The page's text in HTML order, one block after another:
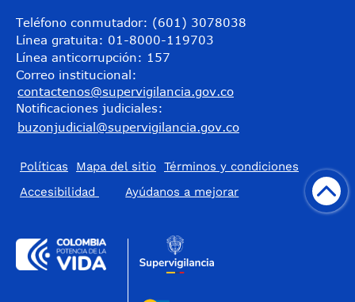
Teléfono conmutador: (601) 3078038
Línea gratuita: 01-8000-119703
Línea anticorrupción: 157
Correo institucional:
contactenos@supervigilancia.gov.co
Notificaciones judiciales:
buzonjudicial@supervigilancia.gov.co
Políticas Mapa del sitio
Términos y condiciones
Accesibilidad
​Ayúdanos a mejorar